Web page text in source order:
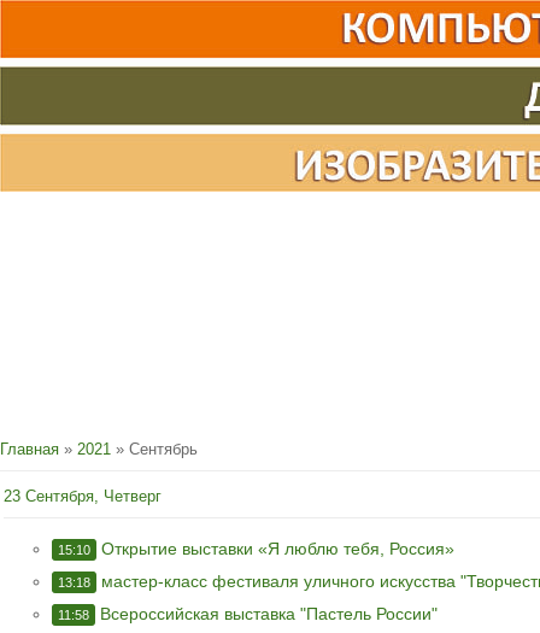
Главная » 2021 » Сентябрь
23 Сентября, Четверг
15:10 Открытие выставки «Я люблю тебя, Россия»
13:18 мастер-класс фестиваля уличного искусства
11:58 Всероссийская выставка "Пастель России"